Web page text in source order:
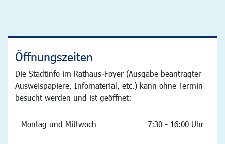
Öffnungszeiten
Die Stadtinfo im Rathaus-Foyer (Ausgabe beantragter
Ausweispapiere, Infomaterial, etc.) kann ohne Termin
besucht werden und ist geöffnet:
Montag und Mittwoch 7:30 - 16:00 Uhr